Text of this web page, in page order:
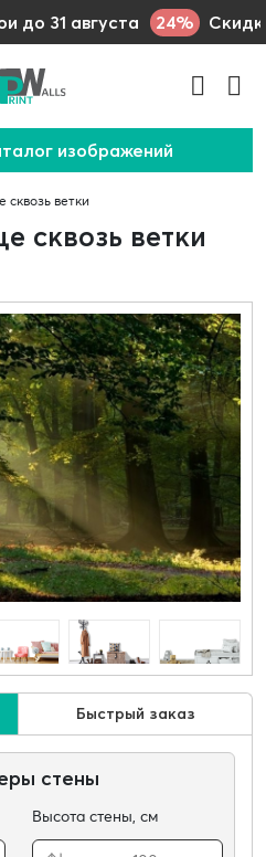
до 31 августа 24%
изображений
сквозь ветки
сквозь ветки
Быстрый заказ
стены
Высота стены, см